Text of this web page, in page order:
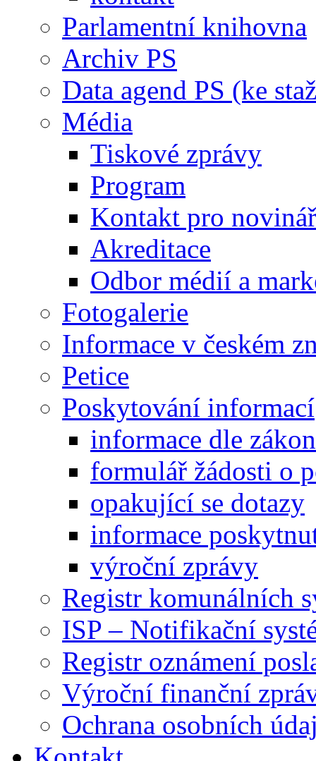
Parlamentní knihovna
Archiv PS
Data agend PS (ke
Média
Tiskové zprávy
Program
Kontakt pro
Akreditace
Odbor médií a
Fotogalerie
Informace v českém
Petice
Poskytování informací
informace dle
formulář žádosti o
opakující se dotazy
informace
výroční zprávy
Registr komunálních
ISP – Notifikační
Registr oznámení
Výroční finanční
Ochrana osobních